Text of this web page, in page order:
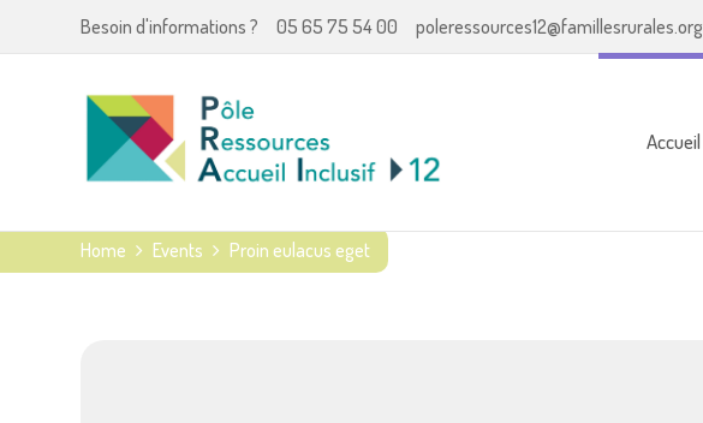
Besoin d'informations ? 05 65 75 54 00 poleressources12@famillesrurales.org
Accueil
Home Events Proin eulacus eget